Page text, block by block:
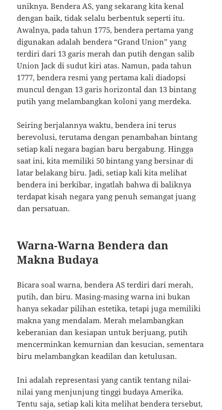
uniknya. Bendera AS, yang sekarang kita kenal
dengan baik, tidak selalu berbentuk seperti itu.
Awalnya, pada tahun 1775, bendera pertama yang
digunakan adalah bendera “Grand Union” yang
terdiri dari 13 garis merah dan putih dengan salib
Union Jack di sudut kiri atas. Namun, pada tahun
1777, bendera resmi yang pertama kali diadopsi
muncul dengan 13 garis horizontal dan 13 bintang
putih yang melambangkan koloni yang merdeka.
Seiring berjalannya waktu, bendera ini terus
berevolusi, terutama dengan penambahan bintang
setiap kali negara bagian baru bergabung. Hingga
saat ini, kita memiliki 50 bintang yang bersinar di
latar belakang biru. Jadi, setiap kali kita melihat
bendera ini berkibar, ingatlah bahwa di baliknya
terdapat kisah negara yang penuh semangat juang
dan persatuan.
Warna-Warna Bendera dan
Makna Budaya
Bicara soal warna, bendera AS terdiri dari merah,
putih, dan biru. Masing-masing warna ini bukan
hanya sekadar pilihan estetika, tetapi juga memiliki
makna yang mendalam. Merah melambangkan
keberanian dan kesiapan untuk berjuang, putih
mencerminkan kemurnian dan kesucian, sementara
biru melambangkan keadilan dan ketulusan.
Ini adalah representasi yang cantik tentang nilai-
nilai yang menjunjung tinggi budaya Amerika.
Tentu saja, setiap kali kita melihat bendera tersebut,